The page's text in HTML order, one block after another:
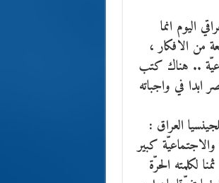
اليوم انما
من الافكار ،
.. هناك كتب
ابدا في واجباته
العراق :
والاجتماعيّة كبير
لكلمته الحرّة